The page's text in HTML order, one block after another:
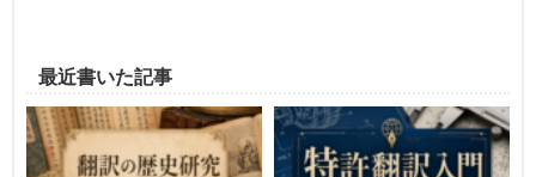
最近書いた記事